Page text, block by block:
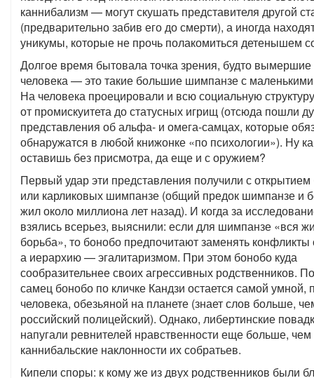
каннибализм — могут скушать представителя другой
(предварительно забив его до смерти), а иногда
уникумы, которые не прочь полакомиться детенышем
Долгое время бытовала точка зрения, будто вымершие
человека — это такие большие шимпанзе с
На человека проецировали и всю социальную
от промискуитета до статусных игрищ (отсюда пошли
представления об альфа- и омега-самцах, которые
обнаружатся в любой книжонке «по психологии»). Ну
оставишь без присмотра, да еще и с оружием?
Первый удар эти представления получили с
или карликовых шимпанзе (общий предок шимпанзе и
жил около миллиона лет назад). И когда за
взялись всерьез, выяснили: если для шимпанзе «вся
борьба», то бонобо предпочитают заменять конфликты
а иерархию — эгалитаризмом. При этом бонобо куда
сообразительнее своих агрессивных родственников.
самец бонобо по кличке Кандзи остается самой умной,
человека, обезьяной на планете (знает слов больше,
российский полицейский). Однако, либертинские
напугали ревнителей нравственности еще больше, чем
каннибальские наклонности их собратьев.
Кипели споры: к кому же из двух родственников были